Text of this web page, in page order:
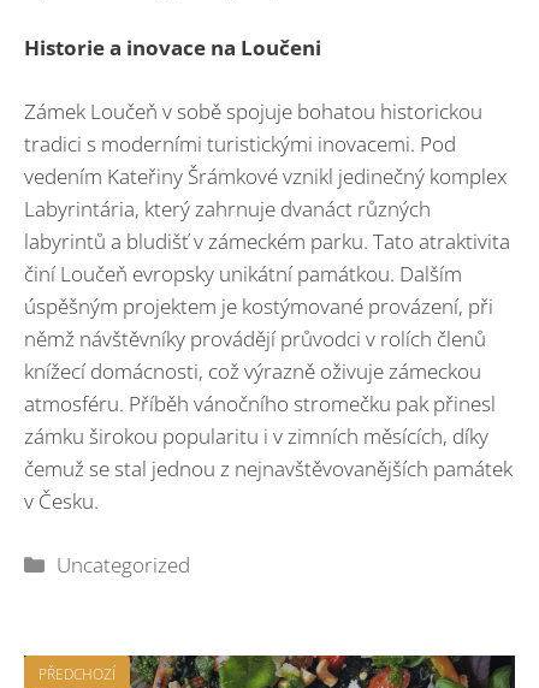
Historie a inovace na Loučeni
Zámek Loučeň v sobě spojuje bohatou historickou
tradici s moderními turistickými inovacemi. Pod
vedením Kateřiny Šrámkové vznikl jedinečný komplex
Labyrintária, který zahrnuje dvanáct různých
labyrintů a bludišť v zámeckém parku. Tato atraktivita
činí Loučeň evropsky unikátní památkou. Dalším
úspěšným projektem je kostýmované provázení, při
němž návštěvníky provádějí průvodci v rolích členů
knížecí domácnosti, což výrazně oživuje zámeckou
atmosféru. Příběh vánočního stromečku pak přinesl
zámku širokou popularitu i v zimních měsících, díky
čemuž se stal jednou z nejnavštěvovanějších památek
v Česku.
Rubriky
Uncategorized
PŘEDCHOZÍ